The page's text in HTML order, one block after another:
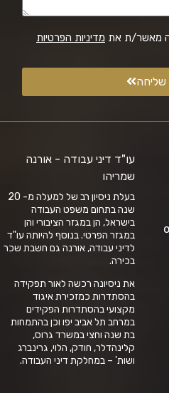
מאשר/ת את מדיניות הפרטיות
שליחה
עו"ד דיני עבודה - אורנה
שמריהו
בעלת ניסיון רב של למעלה מ- 20
שנה בתחום משפט העבודה
בישראל, הן במגזר הציבורי והן
במגזר הפרטי. בנוסף להיותה עו"ד
לדיני עבודה, אורנה גם חשבת שכר
בכירה.
את ניסיונה רכשה לאור תפקידה
בהסתדרות כמזכירת איגוד
מקצועי בהסתדרות הפקידים
במרחב תל אביב יפו וכן בהתמחות
בת שנה וחצי במשרד גרוס,
קלינהדלר, חודק, הלוי, גרינברג
ושות' – במחלקת דיני העבודה.